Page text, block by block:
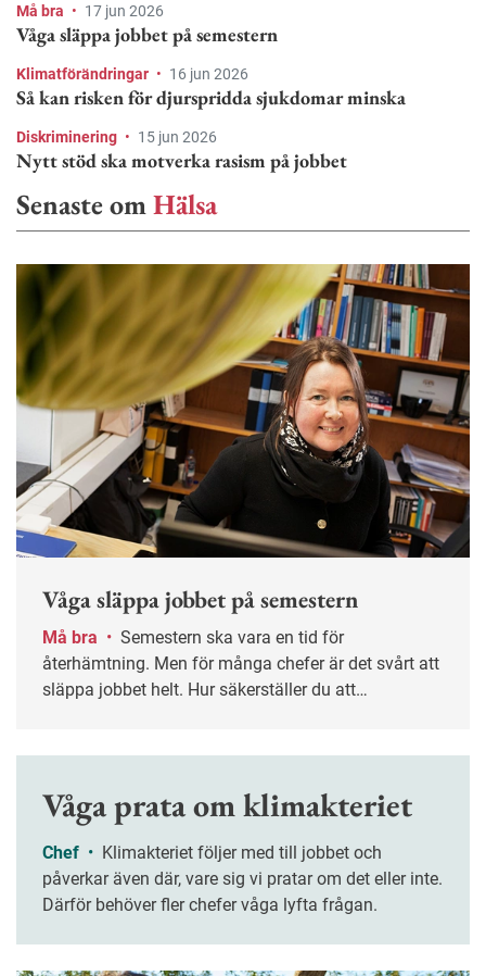
Må bra • 17 jun 2026
Våga släppa jobbet på semestern
Klimatförändringar • 16 jun 2026
Så kan risken för djurspridda sjukdomar minska
Diskriminering • 15 jun 2026
Nytt stöd ska motverka rasism på jobbet
Senaste omHälsa
Våga släppa jobbet på semestern
Må bra •
återhämtning. Men för många chefer är det svårt att
släppa jobbet helt. Hur säkerställer du att
Våga prata om klimakteriet
Chef •
påverkar även där, vare sig vi pratar om det eller inte.
Därför behöver fler chefer våga lyfta frågan.